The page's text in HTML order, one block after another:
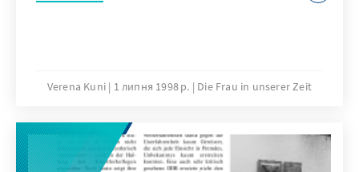
Verena Kuni 1 липня 1998 р. Die Frau in unserer Zeit